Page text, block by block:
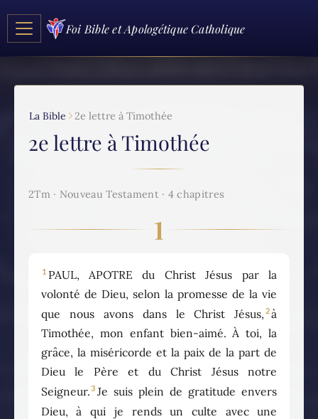
Foi Bible et Apologétique Catholique
La Bible 2e lettre à Timothée
2e lettre à Timothée
2Tm · Nouveau Testament · 4 chapitres
1
1 PAUL, APOTRE du Christ Jésus par la
volonté de Dieu, selon la promesse de la vie
que nous avons dans le Christ Jésus, 2à
Timothée, mon enfant bien-aimé. À toi, la
grâce, la miséricorde et la paix de la part de
Dieu le Père et du Christ Jésus notre
Seigneur.3 Je suis plein de gratitude envers
Dieu, à qui je rends un culte avec une